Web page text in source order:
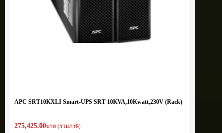
APC SRT10KXLI Smart-UPS SRT 10KVA,10Kwatt,230V (Rack)
275,425.00บาท (รวมภาษี)